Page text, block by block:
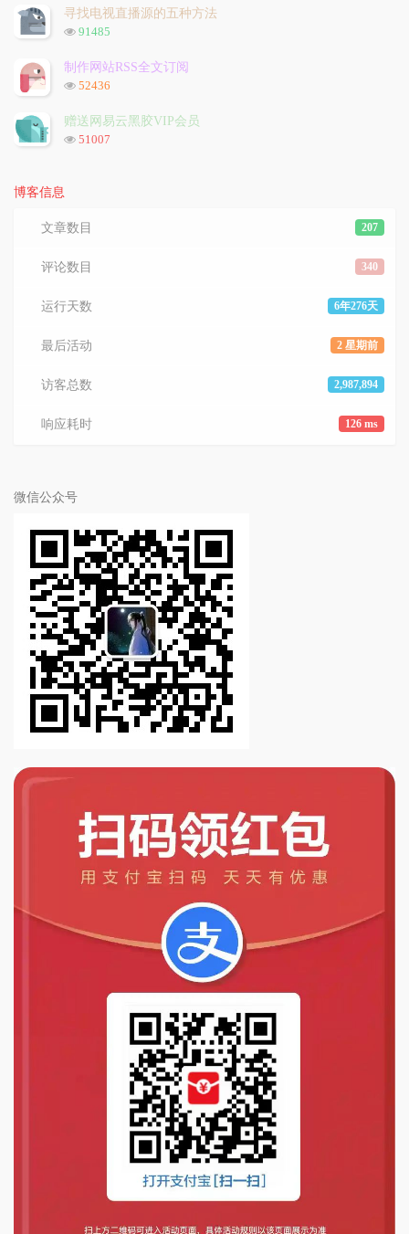
次
数:
寻找电视直播源的五种方法
浏
次
数:
91485
制作网站RSS全文订阅
浏
次
数:
52436
赠送网易云黑胶VIP会员
浏
51007
博客信息
207
文章数目
340
评论数目
6年276天
运行天数
2 星期前
最后活动
2,987,894
访客总数
126 ms
响应耗时
微信公众号